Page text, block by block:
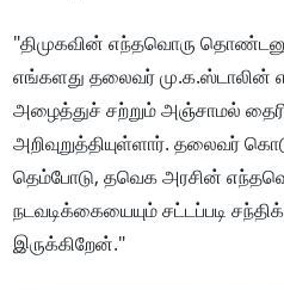
"திமுகவின் எந்தவொரு
எங்களது தலைவர்
அழைத்துச் சற்றும் அஞ்சாமல்
அறிவுறுத்தியுள்ளார். தலைவர்
தெம்போடு, தவெக அரசின்
நடவடிக்கையையும் சட்டப்படி
இருக்கிறேன்."